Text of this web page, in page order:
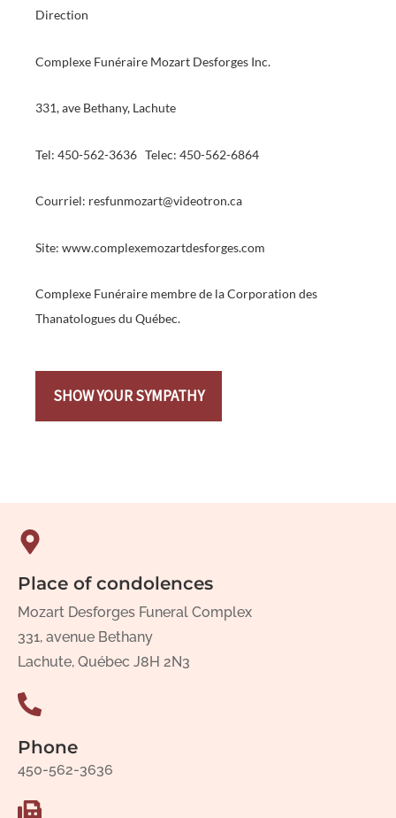
Direction
Complexe Funéraire Mozart Desforges Inc.
331, ave Bethany, Lachute
Tel: 450-562-3636 Telec: 450-562-6864
Courriel: resfunmozart@videotron.ca
Site: www.complexemozartdesforges.com
Complexe Funéraire membre de la Corporation des
Thanatologues du Québec.
SHOW YOUR SYMPATHY
Place of condolences
Mozart Desforges Funeral Complex
331, avenue Bethany
Lachute, Québec J8H 2N3
Phone
450-562-3636